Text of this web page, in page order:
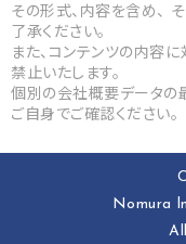
その形式、内容を含め、
了承ください。
また、コンテンツの内容
禁止いたします。
個別の会社概要データの
ご自身でご確認ください。
Nomura